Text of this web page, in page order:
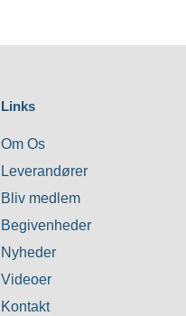
Links
Om Os
Leverandører
Bliv medlem
Begivenheder
Nyheder
Videoer
Kontakt